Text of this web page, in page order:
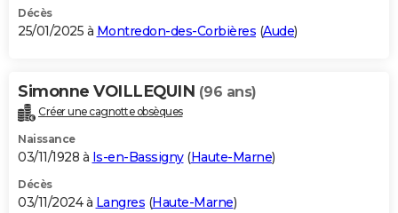
Décès
25/01/2025 à Montredon-des-Corbières (Aude)
Simonne VOILLEQUIN (96 ans)
Créer une cagnotte obsèques
Naissance
03/11/1928 à Is-en-Bassigny(Haute-Marne)
Décès
03/11/2024 à Langres (Haute-Marne)